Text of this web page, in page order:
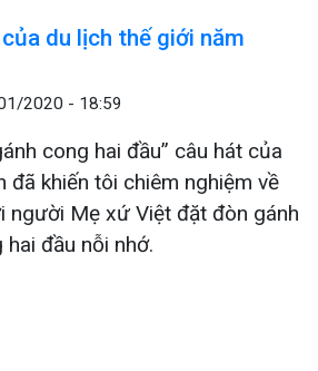
du lịch thế giới năm
2020 - 18:59
cong hai đầu” câu hát của
đã khiến tôi chiêm nghiệm về
người Mẹ xứ Việt đặt đòn gánh
đầu nỗi nhớ.